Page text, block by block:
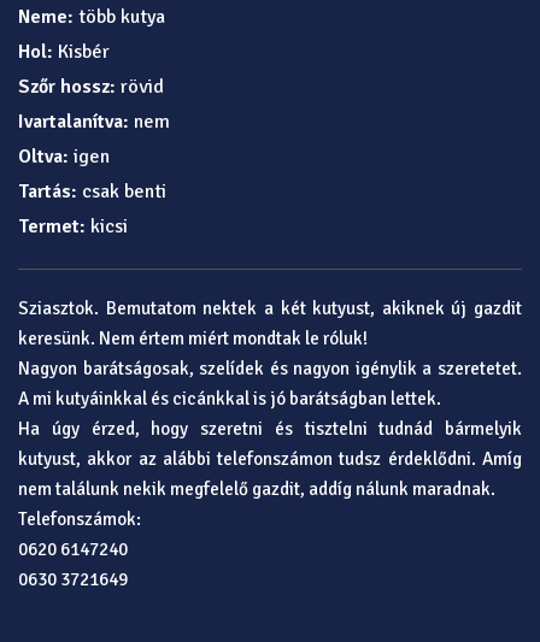
Neme: több kutya
Hol: Kisbér
Szőr hossz: rövid
Ivartalanítva: nem
Oltva: igen
Tartás: csak benti
Termet: kicsi
Sziasztok. Bemutatom nektek a két kutyust, akiknek új gazdit
keresünk. Nem értem miért mondtak le róluk!
Nagyon barátságosak, szelídek és nagyon igénylik a szeretetet.
A mi kutyáinkkal és cicánkkal is jó barátságban lettek.
Ha úgy érzed, hogy szeretni és tisztelni tudnád bármelyik
kutyust, akkor az alábbi telefonszámon tudsz érdeklődni. Amíg
nem találunk nekik megfelelő gazdit, addíg nálunk maradnak.
Telefonszámok:
0620 6147240
0630 3721649